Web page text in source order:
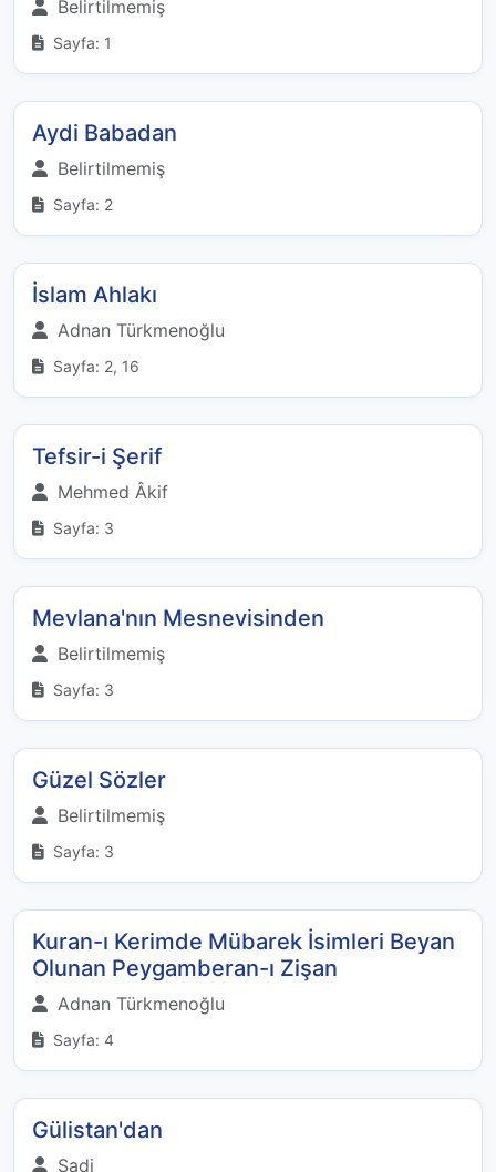
Belirtilmemiş
Sayfa: 1
Aydi Babadan
Belirtilmemiş
Sayfa: 2
İslam Ahlakı
Adnan Türkmenoğlu
Sayfa: 2, 16
Tefsir-i Şerif
Mehmed Âkif
Sayfa: 3
Mevlana'nın Mesnevisinden
Belirtilmemiş
Sayfa: 3
Güzel Sözler
Belirtilmemiş
Sayfa: 3
Kuran-ı Kerimde Mübarek İsimleri Beyan
Olunan Peygamberan-ı Zişan
Adnan Türkmenoğlu
Sayfa: 4
Gülistan'dan
Sadi